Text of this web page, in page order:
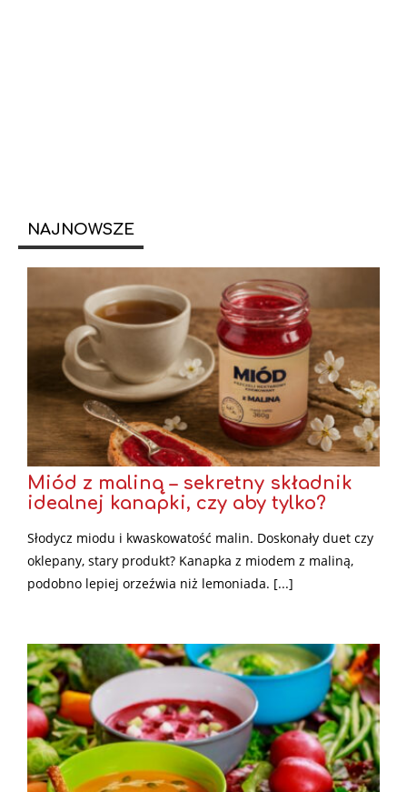
NAJNOWSZE
Miód z maliną – sekretny składnik
idealnej kanapki, czy aby tylko?
Słodycz miodu i kwaskowatość malin. Doskonały duet czy
oklepany, stary produkt? Kanapka z miodem z maliną,
podobno lepiej orzeźwia niż lemoniada. [...]